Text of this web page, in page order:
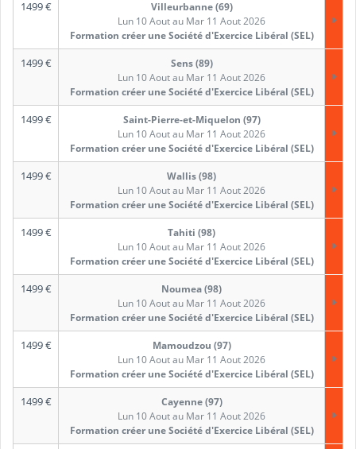
1499€
Villeurbanne (69)
Lun 10 Aout au Mar 11 Aout 2026
Formation créer une Société d'Exercice Libéral (SEL)
1499€
Sens (89)
Lun 10 Aout au Mar 11 Aout 2026
Formation créer une Société d'Exercice Libéral (SEL)
1499€
Saint-Pierre-et-Miquelon (97)
Lun 10 Aout au Mar 11 Aout 2026
Formation créer une Société d'Exercice Libéral (SEL)
1499€
Wallis (98)
Lun 10 Aout au Mar 11 Aout 2026
Formation créer une Société d'Exercice Libéral (SEL)
1499€
Tahiti (98)
Lun 10 Aout au Mar 11 Aout 2026
Formation créer une Société d'Exercice Libéral (SEL)
1499€
Noumea (98)
Lun 10 Aout au Mar 11 Aout 2026
Formation créer une Société d'Exercice Libéral (SEL)
1499€
Mamoudzou (97)
Lun 10 Aout au Mar 11 Aout 2026
Formation créer une Société d'Exercice Libéral (SEL)
1499€
Cayenne (97)
Lun 10 Aout au Mar 11 Aout 2026
Formation créer une Société d'Exercice Libéral (SEL)